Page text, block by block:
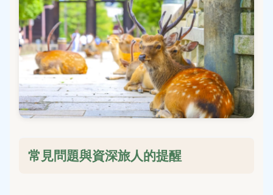
常見問題與資深旅人的提醒